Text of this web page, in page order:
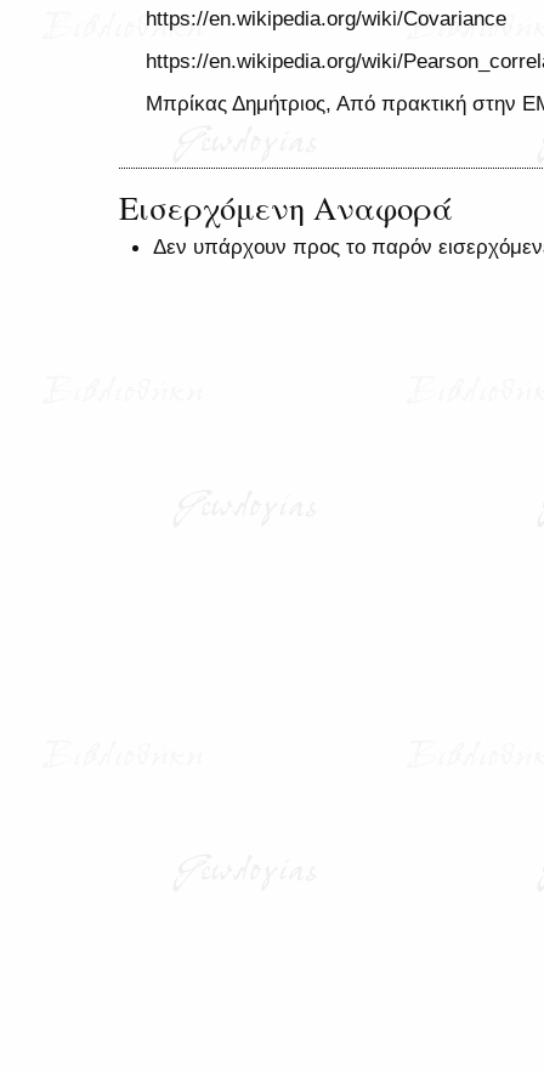
https://en.wikipedia.org/wiki/Covariance
https://en.wikipedia.org/wiki/
Μπρίκας Δημήτριος, Από πρακτική στην
Εισερχόμενη Αναφορά
Δεν υπάρχουν προς το παρόν